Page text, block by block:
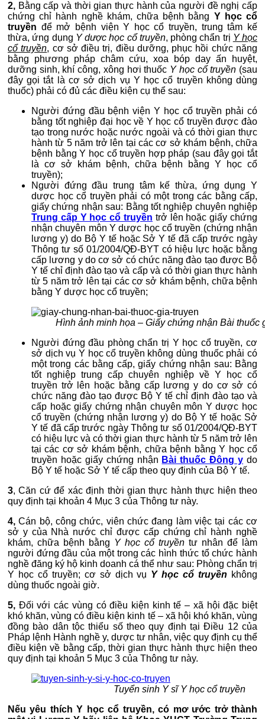
2, Bằng cấp và thời gian thực hành của người đề nghị cấp
chứng chỉ hành nghề khám, chữa bệnh bằng Y học cổ
truyền để mở bệnh viện Y học cổ truyền, trung tâm kế
thừa, ứng dụng Y dược học cổ truyền, phòng chẩn trị Y học
cổ truyền, cơ sở điều trị, điều dưỡng, phục hồi chức năng
bằng phương pháp châm cứu, xoa bóp day ấn huyệt,
dưỡng sinh, khí công, xông hơi thuốc Y học cổ truyền (sau
đây gọi tắt là cơ sở dịch vụ Y học cổ truyền không dùng
thuốc) phải có đủ các điều kiện cụ thể sau:
Người đứng đầu bệnh viện Y học cổ truyền phải có
bằng tốt nghiệp đại học về Y học cổ truyền được đào
tạo trong nước hoặc nước ngoài và có thời gian thực
hành từ 5 năm trở lên tại các cơ sở khám bệnh, chữa
bệnh bằng Y học cổ truyền hợp pháp (sau đây gọi tắt
là cơ sở khám bệnh, chữa bệnh bằng Y học cổ
truyền);
Người đứng đầu trung tâm kế thừa, ứng dụng Y
dược học cổ truyền phải có một trong các bằng cấp,
giấy chứng nhận sau: Bằng tốt nghiệp chuyên nghiệp
Trung cấp Y học cổ truyền trở lên hoặc giấy chứng
nhận chuyên môn Y dược học cổ truyền (chứng nhận
lương y) do Bộ Y tế hoặc Sở Y tế đã cấp trước ngày
Thông tư số 01/2004/QĐ-BYT có hiệu lực hoặc bằng
cấp lương y do cơ sở có chức năng đào tạo được Bộ
Y tế chỉ định đào tạo và cấp và có thời gian thực hành
từ 5 năm trở lên tại các cơ sở khám bệnh, chữa bệnh
bằng Y dược học cổ truyền;
Hình ảnh minh họa – Giấy chứng nhận Bài thuốc
Người đứng đầu phòng chẩn trị Y học cổ truyền, cơ
sở dịch vụ Y học cổ truyền không dùng thuốc phải có
một trong các bằng cấp, giấy chứng nhận sau: Bằng
tốt nghiệp trung cấp chuyên nghiệp về Y học cổ
truyền trở lên hoặc bằng cấp lương y do cơ sở có
chức năng đào tạo được Bộ Y tế chỉ định đào tạo và
cấp hoặc giấy chứng nhận chuyên môn Y dược học
cổ truyền (chứng nhận lương y) do Bộ Y tế hoặc Sở
Y tế đã cấp trước ngày Thông tư số 01/2004/QĐ-BYT
có hiệu lực và có thời gian thực hành từ 5 năm trở lên
tại các cơ sở khám bệnh, chữa bệnh bằng Y học cổ
truyền hoặc giấy chứng nhận Bài thuốc Đông y do
Bộ Y tế hoặc Sở Y tế cấp theo quy định của Bộ Y tế.
3, Căn cứ để xác định thời gian thực hành thực hiện theo
quy định tại khoản 4 Mục 3 của Thông tư này.
4, Cán bộ, công chức, viên chức đang làm việc tại các cơ
sở y của Nhà nước chỉ được cấp chứng chỉ hành nghề
khám, chữa bệnh bằng Y học cổ truyền tư nhân để làm
người đứng đầu của một trong các hình thức tổ chức hành
nghề đăng ký hộ kinh doanh cá thể như sau: Phòng chẩn trị
Y học cổ truyền; cơ sở dịch vụ Y học cổ truyền không
dùng thuốc ngoài giờ.
5, Đối với các vùng có điều kiện kinh tế – xã hội đặc biệt
khó khăn, vùng có điều kiện kinh tế – xã hội khó khăn, vùng
đồng bào dân tộc thiểu số theo quy định tại Điều 12 của
Pháp lệnh Hành nghề y, dược tư nhân, việc quy định cụ thể
điều kiện về bằng cấp, thời gian thực hành thực hiện theo
quy định tại khoản 5 Mục 3 của Thông tư này.
Tuyển sinh Y sĩ Y học cổ truyền
Nếu yêu thích Y học cổ truyền, có mơ ước trở thành